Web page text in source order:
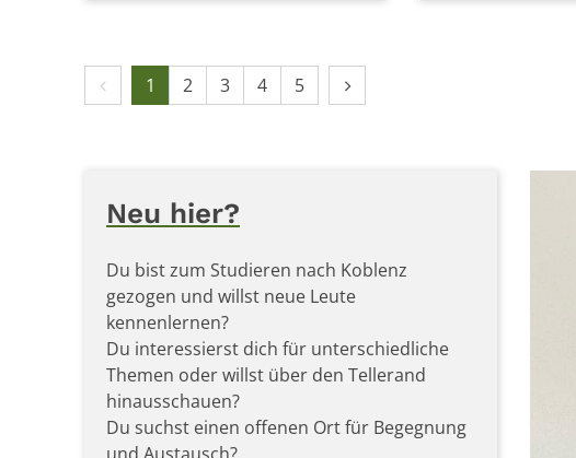
Vorherige Seite
1 2 3 4 5 Nächste Seite
Neu hier?
Du bist zum Studieren nach Koblenz
gezogen und willst neue Leute
kennenlernen?
Du interessierst dich für unterschiedliche
Themen oder willst über den Tellerand
hinausschauen?
Du suchst einen offenen Ort für Begegnung